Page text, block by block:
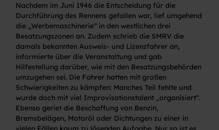
Nachdem im Juni 1946 die Entscheidung für die
Durchführung des Rennens gefallen war, lief umgehend
die „Werbemaschinerie“ in den westlichen drei
Besatzungszonen an. Zudem schrieb die SMRV die
damals bekannten Ausweis- und Lizenzfahrer an,
informierte über die Veranstaltung und gab
Hilfestellung darüber, wie mit den Besatzungsbehörden
umzugehen sei. Die Fahrer hatten mit großen
Schwierigkeiten zu kämpfen: Manches Teil fehlte und
wurde doch mit viel Improvisationstalent „organisiert“.
Ebenso geriet die Beschaffung von Benzin,
Bremsbelägen, Motoröl oder Dichtungen zu einer in